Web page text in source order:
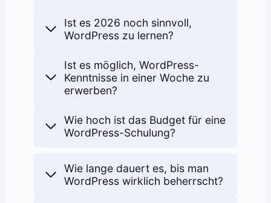
Ist es 2026 noch sinnvoll,
WordPress zu lernen?
Ist es möglich, WordPress-
Kenntnisse in einer Woche zu
erwerben?
Wie hoch ist das Budget für eine
WordPress-Schulung?
Wie lange dauert es, bis man
WordPress wirklich beherrscht?